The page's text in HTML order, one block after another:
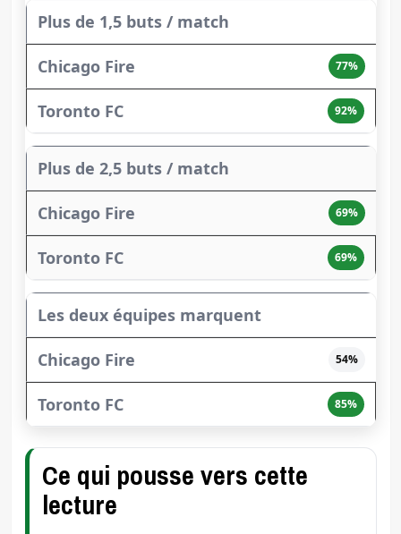
Plus de 1,5 buts / match
77%
92%
Plus de 2,5 buts / match
69%
69%
Les deux équipes marquent
54%
85%
Ce qui pousse vers cette
lecture